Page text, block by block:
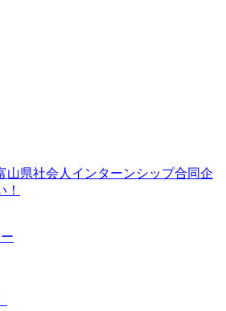
山県社会人インターンシップ合同企